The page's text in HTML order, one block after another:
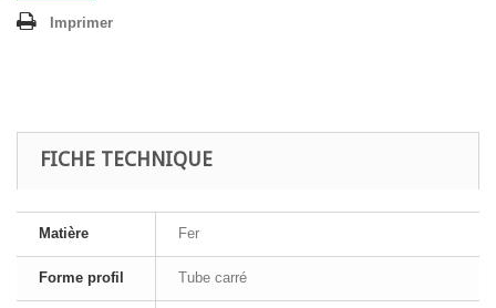
Imprimer
FICHE TECHNIQUE
Matière Fer
Forme profil Tube carré